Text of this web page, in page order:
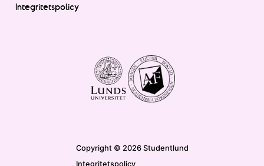
Integritetspolicy
Copyright © 2026 Studentlund
Integritetspolicy